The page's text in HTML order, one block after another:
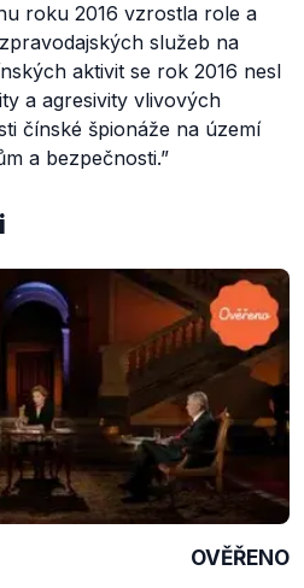
roku 2016 vzrostla role a
služeb na
aktivit se rok 2016 nesl
a agresivity vlivových
čínské špionáže na území
a bezpečnosti.”
OVĚŘENO